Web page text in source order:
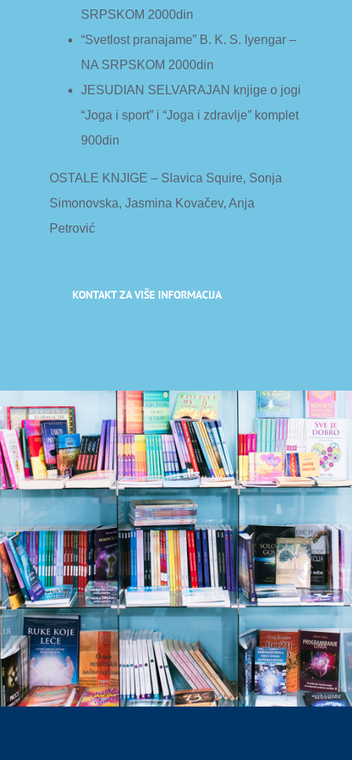
SRPSKOM 2000din
“Svetlost pranajame” B. K. S. Iyengar –
NA SRPSKOM 2000din
JESUDIAN SELVARAJAN knjige o jogi
“Joga i sport” i “Joga i zdravlje” komplet
900din
OSTALE KNJIGE – Slavica Squire, Sonja
Simonovska, Jasmina Kovačev, Anja
Petrović
KONTAKT ZA VIŠE INFORMACIJA